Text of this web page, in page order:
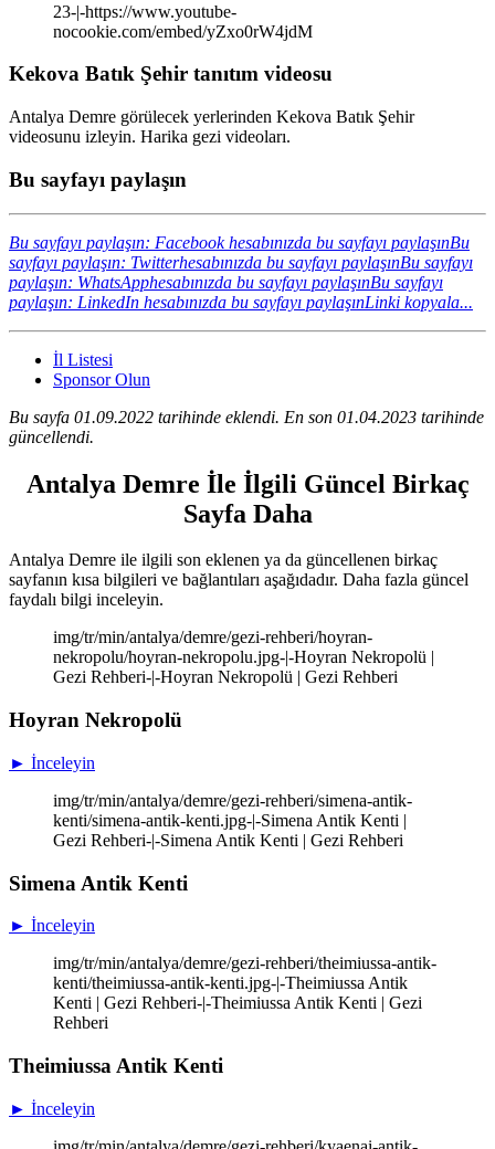
23-|-https://www.youtube-
nocookie.com/embed/yZxo0rW4jdM
Kekova Batık Şehir tanıtım videosu
Antalya Demre görülecek yerlerinden Kekova Batık Şehir
videosunu izleyin. Harika gezi videoları.
Bu sayfayı paylaşın
Bu sayfayı paylaşın: Facebook hesabınızda bu sayfayı paylaşınBu
sayfayı paylaşın: Twitterhesabınızda bu sayfayı paylaşınBu sayfayı
paylaşın: WhatsApphesabınızda bu sayfayı paylaşınBu sayfayı
paylaşın: LinkedIn hesabınızda bu sayfayı paylaşınLinki kopyala...
İl Listesi
Sponsor Olun
Bu sayfa 01.09.2022 tarihinde eklendi. En son 01.04.2023 tarihinde
güncellendi.
Antalya Demre İle İlgili Güncel Birkaç
Sayfa Daha
Antalya Demre ile ilgili son eklenen ya da güncellenen birkaç
sayfanın kısa bilgileri ve bağlantıları aşağıdadır. Daha fazla güncel
faydalı bilgi inceleyin.
img/tr/min/antalya/demre/gezi-rehberi/hoyran-
nekropolu/hoyran-nekropolu.jpg-|-Hoyran Nekropolü |
Gezi Rehberi-|-Hoyran Nekropolü | Gezi Rehberi
Hoyran Nekropolü
► İnceleyin
img/tr/min/antalya/demre/gezi-rehberi/simena-antik-
kenti/simena-antik-kenti.jpg-|-Simena Antik Kenti |
Gezi Rehberi-|-Simena Antik Kenti | Gezi Rehberi
Simena Antik Kenti
► İnceleyin
img/tr/min/antalya/demre/gezi-rehberi/theimiussa-antik-
kenti/theimiussa-antik-kenti.jpg-|-Theimiussa Antik
Kenti | Gezi Rehberi-|-Theimiussa Antik Kenti | Gezi
Rehberi
Theimiussa Antik Kenti
► İnceleyin